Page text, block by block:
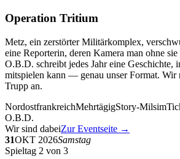
Operation Tritium
Metz, ein zerstörter Militärkomplex,
eine Reporterin, deren Kamera man ohne
O.B.D. schreibt jedes Jahr eine Geschichte,
mitspielen kann — genau unser Format. Wir
Trupp an.
NordostfrankreichMehrtägigStory-Milsim
O.B.D.
Wir sind dabeiZur Eventseite →
31OKT 2026Samstag
Spieltag 2 von 3